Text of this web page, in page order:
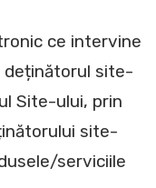
ce intervine
deținătorul site-
Site-ului, prin
site-
serviciile